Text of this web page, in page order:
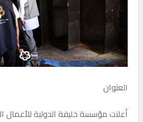
العنوان
أعلنت مؤسسة خليفة الدولية للأعمال